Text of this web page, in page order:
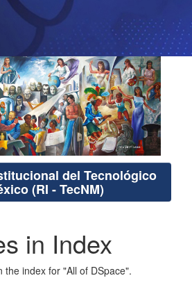
del Tecnológico
(RI - TecNM)
in Index
index for "All of DSpace".